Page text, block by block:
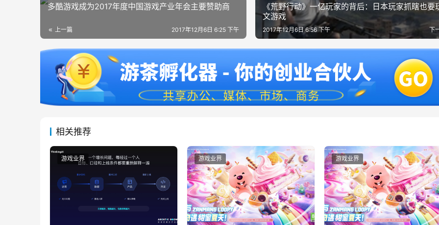
多酷游戏成为2017年度中国游戏产业年会主要赞助商
上一篇 2017年12月6日 6:25 下午
《荒野行动》一亿玩家的背后：日本玩家抓瞎也要
文游戏
下
2017年12月6日 6:56 下午
相关推荐
游戏业界 游戏业界 游戏业界